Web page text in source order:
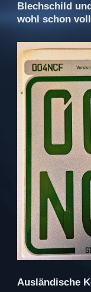
Blechschild
wohl schon
Ausländische